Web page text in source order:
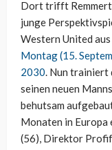
Dort trifft Remmert
junge
Western United
Montag (15.
2030. Nun trainiert
seinen neuen
behutsam
Monaten in Europa
(56), Direktor